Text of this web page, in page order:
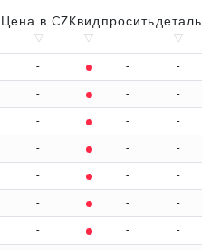
Цена в CZKвидпроситьдеталь
- - -
- - -
- - -
- - -
- - -
- - -
- - -